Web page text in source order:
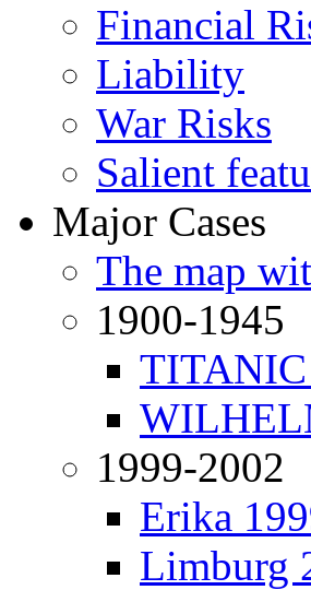
Financial
Liability
War Risks
Salient
Major Cases
The map
1900-1945
TITANIC
1999-2002
Erika
Limburg